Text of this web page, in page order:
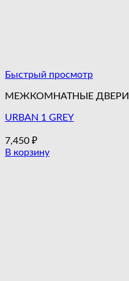
Быстрый просмотр
МЕЖКОМНАТНЫЕ ДВЕРИ
URBAN 1 GREY
7,450 ₽
В корзину